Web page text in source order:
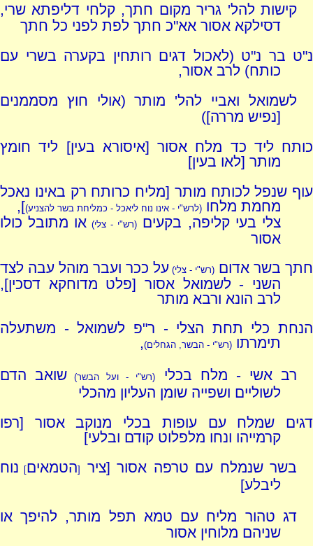
קישות להל' גריר מקום חתך, קלחי דליפתא שרי,
דסילקא אסור אא"כ חתך לפת לפני כל חתך
נ"ט בר נ"ט (לאכול דגים רותחין בקערה בשרי עם
כותח) לרב אסור,
לשמואל ואביי להל' מותר (אולי חוץ מסממנים
[נפיש מררה])
כותח ליד כד מלח אסור [איסורא בעין] ליד חומץ
מותר [לאו בעין]
עוף שנפל לכותח מותר [מליח כרותח רק באינו נאכל
מחמת מלחו(לרש"י - אינו נוח ליאכל - כמליחת בשר להצניע)],
צלי בעי קליפה, בקעים (רש"י - צלי) או מתובל כולו
אסור
חתך בשר אדום (רש"י - צלי) על ככר ועבר מוהל עבה לצד
השני - לשמואל אסור [פלט מדוחקא דסכין],
לרב הונא ורבא מותר
הנחת כלי תחת הצלי - ר"פ לשמואל - משתעלה
תימרתו(רש"י - הבשר, הגחלים),
רב אשי - מלח בכלי
(רש"י - ועל הבשר) שואב הדם
לשוליים ושפייה שומן העליון מהכלי
דגים שמלח עם עופות בכלי מנוקב אסור [רפו
קרמייהו ונחו מלפלוט קודם ובלעי]
בשר שנמלח עם טרפה אסור [ציר
[הטמאים] נוח
ליבלע]
דג טהור מליח עם טמא תפל מותר, להיפך או
שניהם מלוחין אסור